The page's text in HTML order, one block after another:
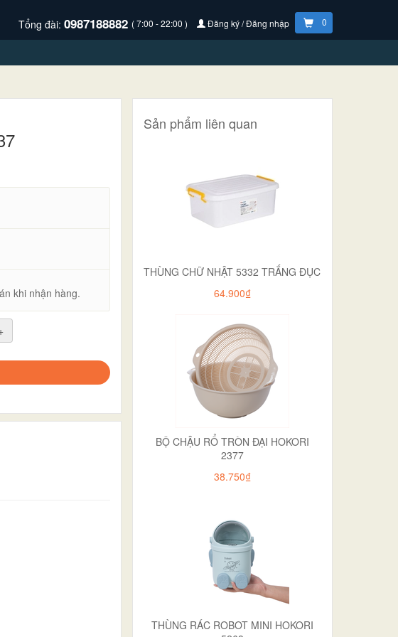
Tổng đài: 0987188882 ( 7:00 - 22:00 ) Đăng ký / Đăng nhập 0
khi nhận hàng.
Sản phẩm liên quan
THÙNG CHỮ NHẬT 5332 TRẮNG ĐỤC
64.900₫
BỘ CHẬU RỔ TRÒN ĐẠI HOKORI
2377
38.750₫
THÙNG RÁC ROBOT MINI HOKORI